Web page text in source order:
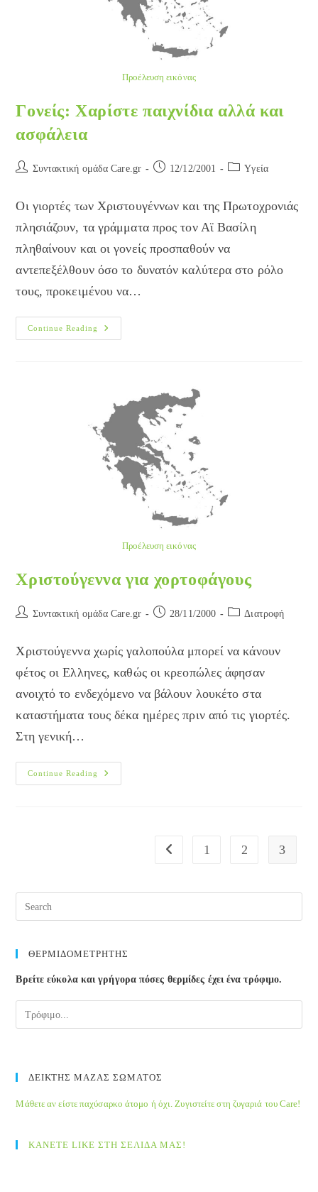
Προέλευση εικόνας
Γονείς: Χαρίστε παιχνίδια αλλά και
ασφάλεια
Post Συντακτική ομάδα Care.gr
Post 12/12/2001
PostYγεία
Οι γιορτές των Χριστουγέννων και της Πρωτοχρονιάς
πλησιάζουν, τα γράμματα προς τον Αϊ Βασίλη
πληθαίνουν και οι γονείς προσπαθούν να
αντεπεξέλθουν όσο το δυνατόν καλύτερα στο ρόλο
τους, προκειμένου να…
Continue Reading
Γονείς:
Χαρίστε
Προέλευση εικόνας
Χριστούγεννα για χορτοφάγους
Post Συντακτική ομάδα Care.gr
Post 28/11/2000
Post Διατροφή
Χριστούγεννα χωρίς γαλοπούλα μπορεί να κάνουν
φέτος οι Ελληνες, καθώς οι κρεοπώλες άφησαν
ανοιχτό το ενδεχόμενο να βάλουν λουκέτο στα
καταστήματα τους δέκα ημέρες πριν από τις γιορτές.
Στη γενική…
Continue Reading
Χριστούγεννα
Για
Go to the previous page
1 2 3
ΘΕΡΜΙΔΟΜΕΤΡΗΤΗΣ
Βρείτε εύκολα και γρήγορα πόσες θερμίδες έχει ένα τρόφιμο.
ΔΕΙΚΤΗΣ ΜΑΖΑΣ ΣΩΜΑΤΟΣ
Μάθετε αν είστε παχύσαρκο άτομο ή όχι. Ζυγιστείτε στη ζυγαριά του Care!
ΚΑΝΕΤΕ LIKE ΣΤΗ ΣΕΛΙΔΑ ΜΑΣ!